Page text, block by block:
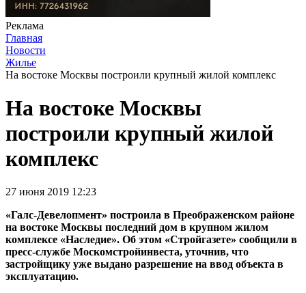
Реклама
Главная
Новости
Жилье
На востоке Москвы построили крупный жилой комплекс
На востоке Москвы
построили крупный жилой
комплекс
27 июня 2019 12:23
«Галс-Девелопмент» построила в Преображенском районе
на востоке Москвы последний дом в крупном жилом
комплексе «Наследие». Об этом «Стройгазете» сообщили в
пресс-службе Москомстройинвеста, уточнив, что
застройщику уже выдано разрешение на ввод объекта в
эксплуатацию.